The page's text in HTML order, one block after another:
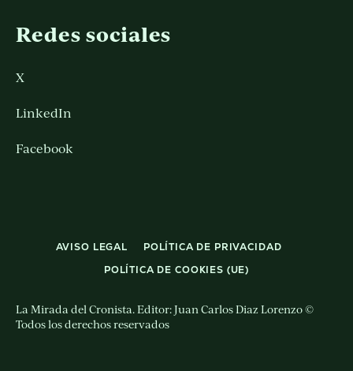
Redes sociales
X
LinkedIn
Facebook
AVISO LEGAL
POLÍTICA DE PRIVACIDAD
POLÍTICA DE COOKIES (UE)
La Mirada del Cronista. Editor: Juan Carlos Diaz Lorenzo ©
Todos los derechos reservados